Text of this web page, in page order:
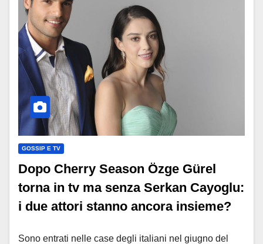
GOSSIP E TV
Dopo Cherry Season Özge Gürel
torna in tv ma senza Serkan Cayoglu:
i due attori stanno ancora insieme?
Sono entrati nelle case degli italiani nel giugno del